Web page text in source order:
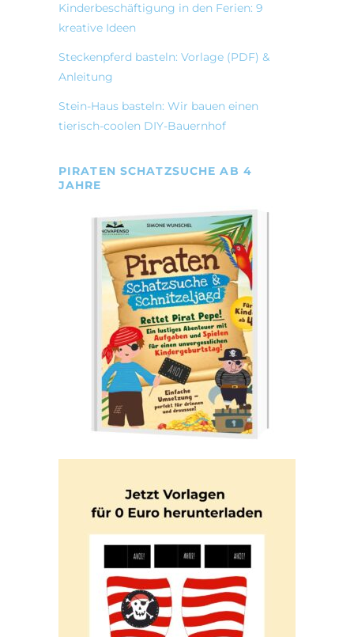
Kinderbeschäftigung in den Ferien: 9
kreative Ideen
Steckenpferd basteln: Vorlage (PDF) &
Anleitung
Stein-Haus basteln: Wir bauen einen
tierisch-coolen DIY-Bauernhof
PIRATEN SCHATZSUCHE AB 4
JAHRE